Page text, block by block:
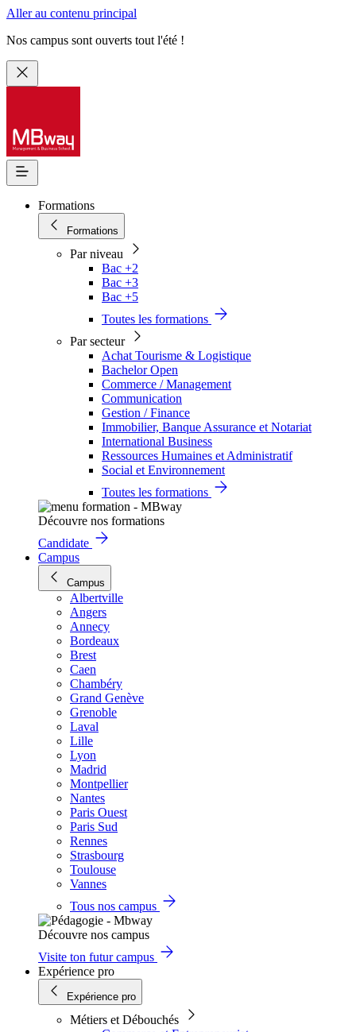
Aller au contenu principal
Nos campus sont ouverts tout l'été !
Formations
Formations
Par niveau
Bac +2
Bac +3
Bac +5
Toutes les formations
Par secteur
Achat Tourisme & Logistique
Bachelor Open
Commerce / Management
Communication
Gestion / Finance
Immobilier, Banque Assurance et Notariat
International Business
Ressources Humaines et Administratif
Social et Environnement
Toutes les formations
Découvre nos formations
Candidate
Campus
Campus
Albertville
Angers
Annecy
Bordeaux
Brest
Caen
Chambéry
Grand Genève
Grenoble
Laval
Lille
Lyon
Madrid
Montpellier
Nantes
Paris Ouest
Paris Sud
Rennes
Strasbourg
Toulouse
Vannes
Tous nos campus
Découvre nos campus
Visite ton futur campus
Expérience pro
Expérience pro
Métiers et Débouchés